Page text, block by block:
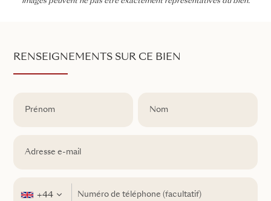
images peuvent ne pas être exactement représentatives du bien.
RENSEIGNEMENTS SUR CE BIEN
+44